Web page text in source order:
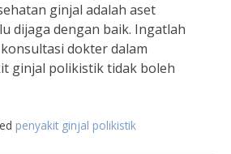
ginjal adalah aset
dijaga dengan baik. Ingatlah
dokter dalam
ginjal polikistik tidak boleh
penyakit ginjal polikistik